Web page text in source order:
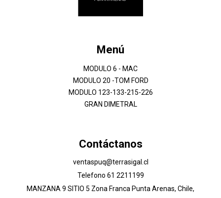
Menú
MODULO 6 - MAC
MODULO 20 -TOM FORD
MODULO 123-133-215-226
GRAN DIMETRAL
Contáctanos
ventaspuq@terrasigal.cl
Telefono 61 2211199
MANZANA 9 SITIO 5 Zona Franca Punta Arenas, Chile,